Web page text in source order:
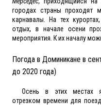
городах страны проходят
карнавалы. На тех
отдых, в начале осени
мероприятия. К их началу
Погода в Доминикане в
до 2020 года)
Осень в этих местах
отрезком времени для